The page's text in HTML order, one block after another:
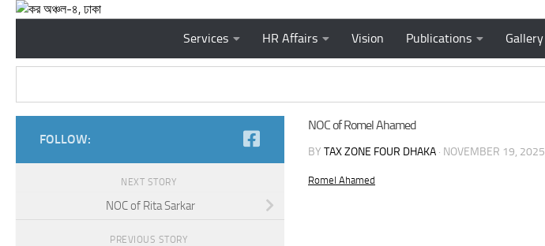
Skip to content
Services
HR Affairs Vision Publications Gallery
NOC of Romel Ahamed
BY TAX ZONE FOUR DHAKA · NOVEMBER 19, 2025
Romel Ahamed
FOLLOW:
NEXT STORY
NOC of Rita Sarkar
PREVIOUS STORY